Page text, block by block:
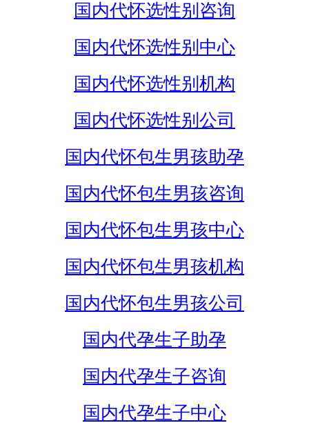
国内代怀选性别咨询
国内代怀选性别中心
国内代怀选性别机构
国内代怀选性别公司
国内代怀包生男孩助孕
国内代怀包生男孩咨询
国内代怀包生男孩中心
国内代怀包生男孩机构
国内代怀包生男孩公司
国内代孕生子助孕
国内代孕生子咨询
国内代孕生子中心